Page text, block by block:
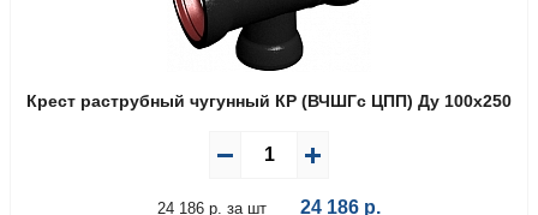
Крест раструбный чугунный КР (ВЧШГс ЦПП) Ду 100х250
24 186 р. за шт 24 186 р.